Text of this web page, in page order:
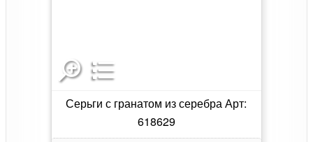
Серьги с гранатом из серебра Арт:
618629